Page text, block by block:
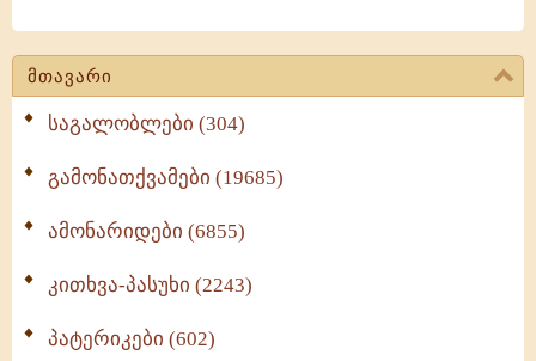
მთავარი
საგალობლები (304)
გამონათქვამები (19685)
ამონარიდები (6855)
კითხვა-პასუხი (2243)
პატერიკები (602)